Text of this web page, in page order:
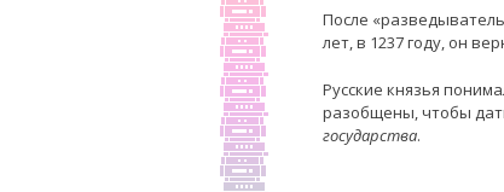
После
лет, в 1237 году, он
Русские князья
разобщены, чтобы
государства.